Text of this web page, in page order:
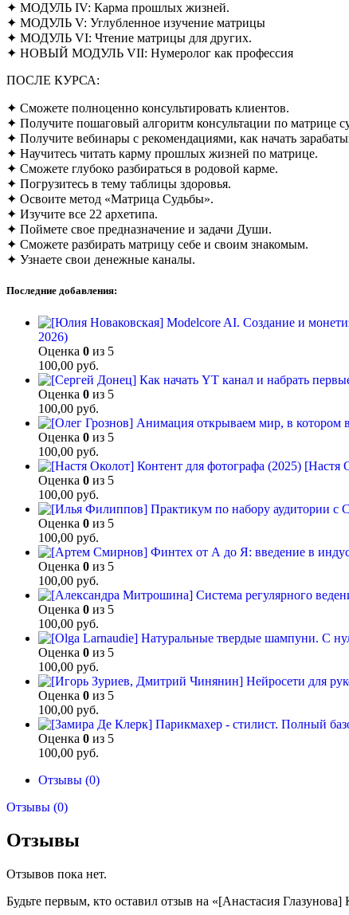
✦ МОДУЛЬ IV: Карма прошлых жизней.
✦ МОДУЛЬ V: Углубленное изучение матрицы
✦ МОДУЛЬ VI: Чтение матрицы для других.
✦ НОВЫЙ МОДУЛЬ VII: Нумеролог как профессия
ПОСЛЕ КУРСА:
✦ Сможете полноценно консультировать клиентов.
✦ Получите пошаговый алгоритм консультации по матрице
✦ Получите вебинары с рекомендациями, как начать
✦ Научитесь читать карму прошлых жизней по матрице.
✦ Сможете глубоко разбираться в родовой карме.
✦ Погрузитесь в тему таблицы здоровья.
✦ Освоите метод «Матрица Судьбы».
✦ Изучите все 22 архетипа.
✦ Поймете свое предназначение и задачи Души.
✦ Сможете разбирать матрицу себе и своим знакомым.
✦ Узнаете свои денежные каналы.
Последние добавления:
2026)
Оценка 0 из 5
100,00 руб.
Оценка 0 из 5
100,00 руб.
Оценка 0 из 5
100,00 руб.
[Настя
Оценка 0 из 5
100,00 руб.
Оценка 0 из 5
100,00 руб.
Оценка 0 из 5
100,00 руб.
Оценка 0 из 5
100,00 руб.
Оценка 0 из 5
100,00 руб.
Оценка 0 из 5
100,00 руб.
Оценка 0 из 5
100,00 руб.
Отзывы (0)
Отзывы (0)
Отзывы
Отзывов пока нет.
Будьте первым, кто оставил отзыв на «[Анастасия